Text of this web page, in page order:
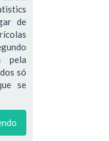
de
pela
só
se